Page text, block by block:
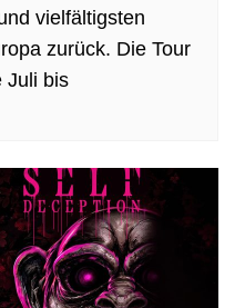
vielfältigsten
zurück. Die Tour
Juli bis